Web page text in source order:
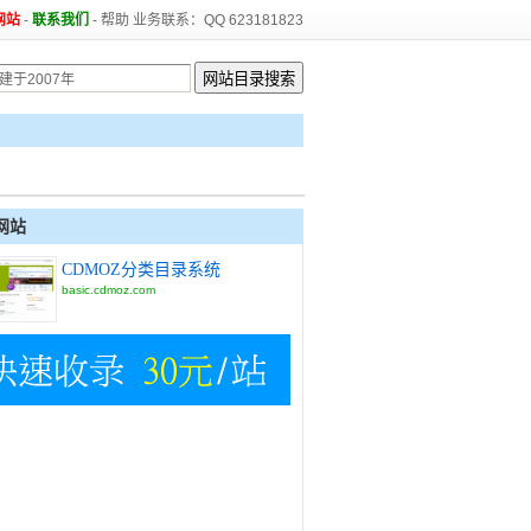
站 - 联系我们 - 帮助 业务联系：QQ 623181823
站
CDMOZ分类目录系统
basic.cdmoz.com